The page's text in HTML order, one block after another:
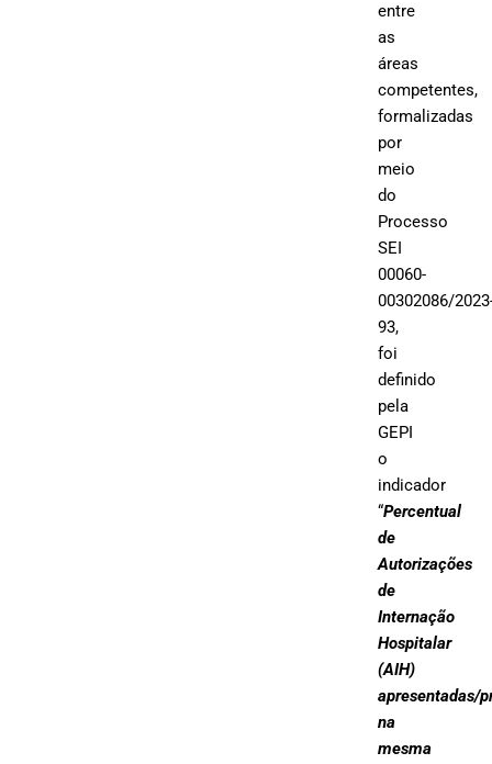
entre
as
áreas
competentes,
formalizadas
por
meio
do
Processo
SEI
00060-
00302086/
93,
foi
definido
pela
GEPI
o
indicador
“Percentual
de
Autorizações
de
Internação
Hospitalar
(AIH)
apresentadas/
na
mesma